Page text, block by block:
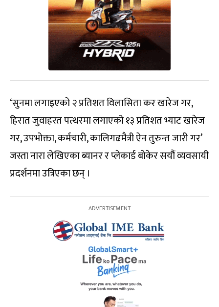
‘सुनमा लगाइएको २ प्रतिशत विलासिता कर खारेज गर,
हिरात जुवाहरत पत्थरमा लगाएको १३ प्रतिशत भ्याट खारेज
गर, उपभोक्ता, कर्मचारी, कालिगढमैत्री ऐन तुरुन्त जारी गर’
जस्ता नारा लेखिएका ब्यानर र प्लेकार्ड बाेकेर सयौं व्यवसायी
प्रदर्शनमा उत्रिएका छन् ।